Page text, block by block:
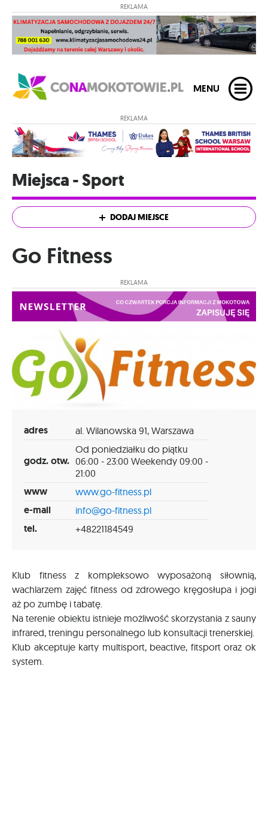
REKLAMA
MENU
REKLAMA
Miejsca - Sport
DODAJ MIEJSCE
Go Fitness
REKLAMA
adres al. Wilanowska 91, Warszawa
godz. otw.
Od poniedziałku do piątku
06:00 - 23:00 Weekendy 09:00 -
21:00
www www.go-fitness.pl
e-mail info@go-fitness.pl
tel. +48221184549
Klub fitness z kompleksowo wyposażoną siłownią,
wachlarzem zajęć fitness od zdrowego kręgosłupa i jogi
aż po zumbę i tabatę.
Na terenie obiektu istnieje możliwość skorzystania z sauny
infrared, treningu personalnego lub konsultacji trenerskiej.
Klub akceptuje karty multisport, beactive, fitsport oraz ok
system.